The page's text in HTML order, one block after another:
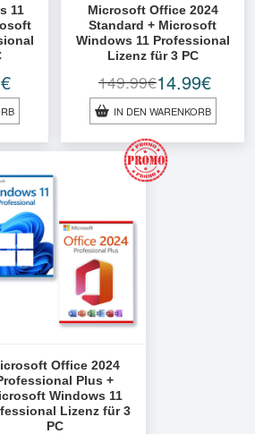
11
€
Microsoft Office 2024
Standard + Microsoft
Windows 11 Professional
Lizenz für 3 PC
149.99€
Ursprünglicher
Preis
war:
149.99€
14.99€
Aktueller
Preis
ist:
14.99€.
IN DEN WARENKORB
Office 2024
Plus +
Windows 11
Lizenz für 3
PC